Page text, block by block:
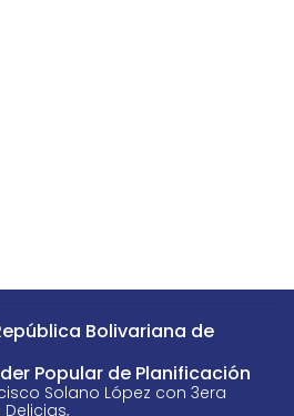
Bolivariana de
Popular de Planificación
Solano López con 3era